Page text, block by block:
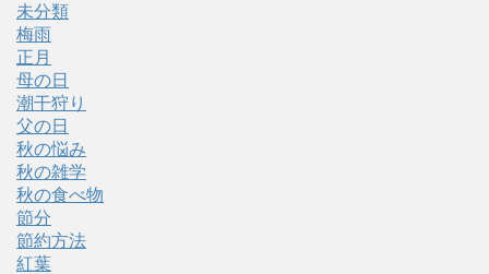
未分類
梅雨
正月
母の日
潮干狩り
父の日
秋の悩み
秋の雑学
秋の食べ物
節分
節約方法
紅葉